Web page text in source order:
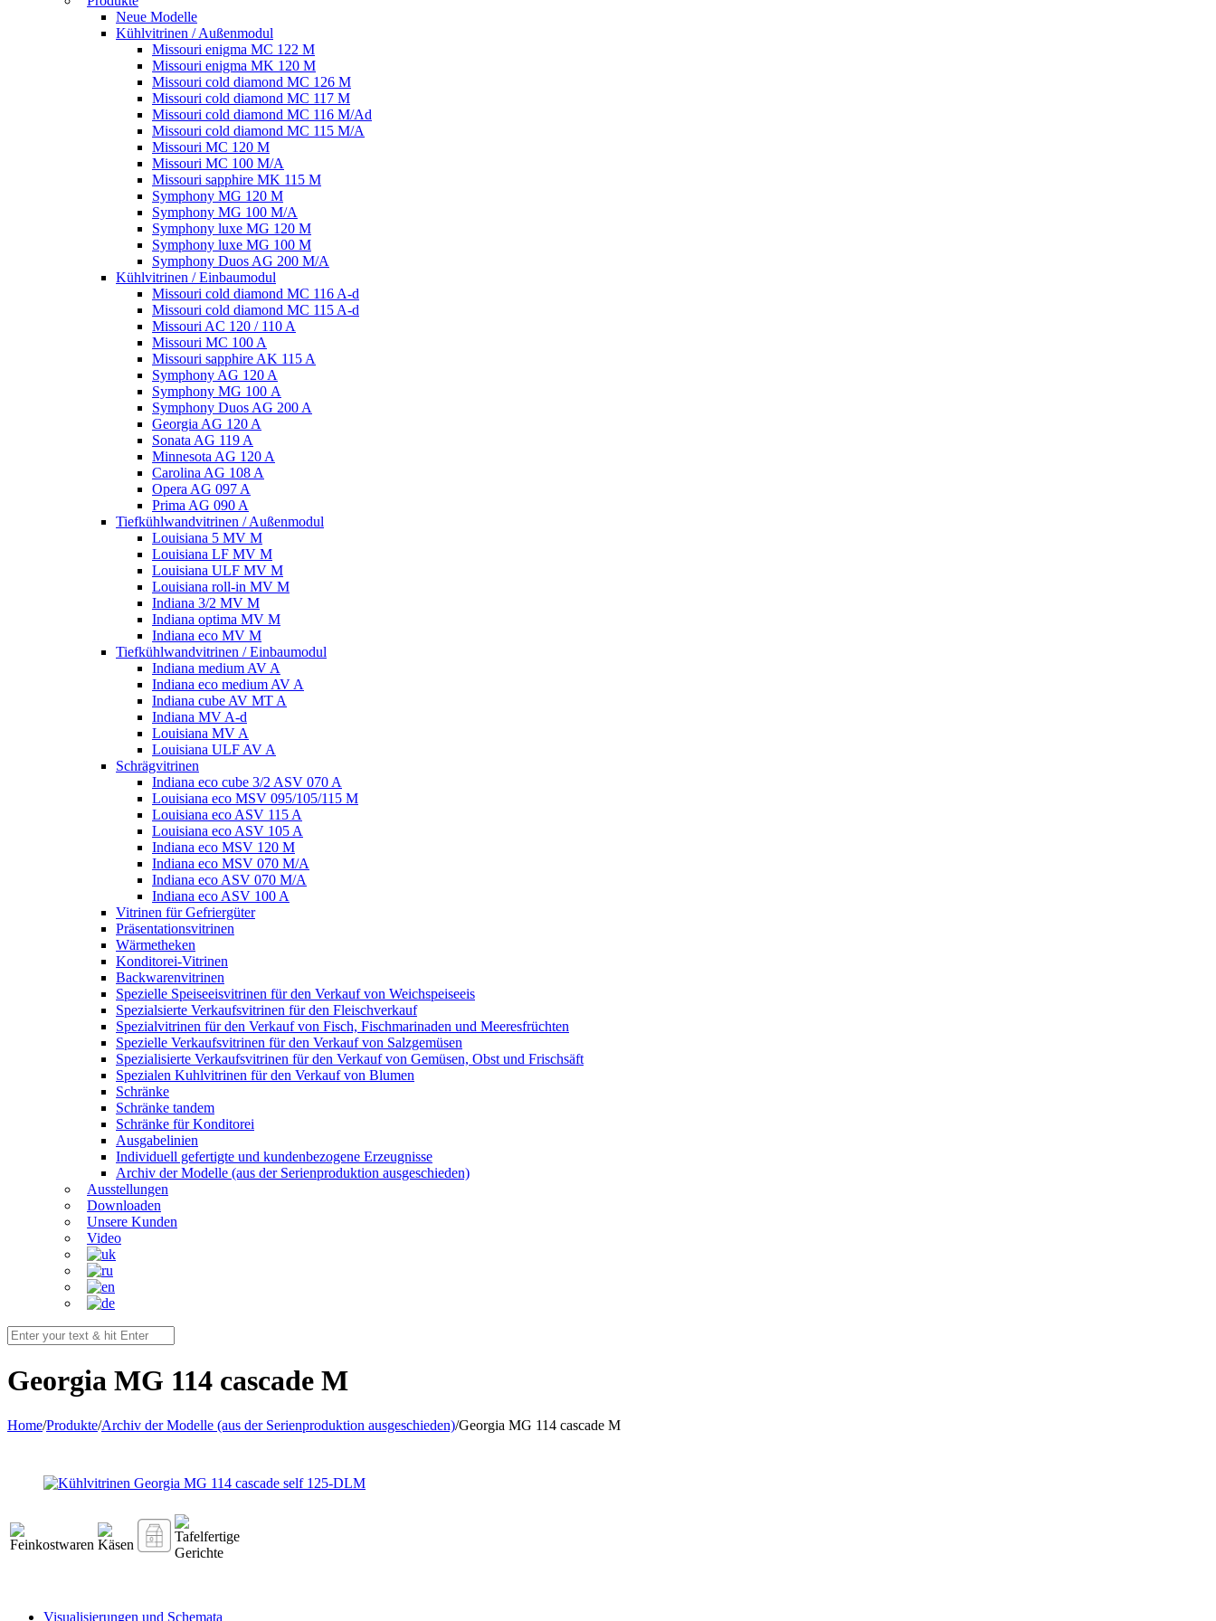
Neue Modelle
Kühlvitrinen / Außenmodul
Missouri enigma MC 122 M
Missouri enigma MK 120 M
Missouri cold diamond MC 126 M
Missouri cold diamond MC 117 M
Missouri cold diamond MC 116 M/Ad
Missouri cold diamond MC 115 M/A
Missouri MC 120 M
Missouri MC 100 M/A
Missouri sapphire MK 115 M
Symphony MG 120 M
Symphony MG 100 M/А
Symphony luxe MG 120 M
Symphony luxe MG 100 M
Symphony Duos AG 200 M/A
Kühlvitrinen / Einbaumodul
Missouri cold diamond MC 116 A-d
Missouri cold diamond MC 115 A-d
Missouri AC 120 / 110 A
Missouri MC 100 A
Missouri sapphire AK 115 A
Symphony AG 120 A
Symphony MG 100 А
Symphony Duos AG 200 A
Georgia AG 120 A
Sonata AG 119 A
Minnesota AG 120 A
Carolina AG 108 A
Opera AG 097 A
Prima AG 090 A
Tiefkühlwandvitrinen / Außenmodul
Louisiana 5 MV M
Louisiana LF MV M
Louisiana ULF MV M
Louisiana roll-in MV M
Indiana 3/2 MV M
Indiana optima MV M
Indiana eco MV M
Tiefkühlwandvitrinen / Einbaumodul
Indiana medium AV A
Indiana eco medium AV A
Indiana cube AV MT A
Indiana MV A-d
Louisiana MV A
Louisiana ULF AV A
Schrägvitrinen
Indiana eco cube 3/2 ASV 070 A
Louisiana eco MSV 095/105/115 M
Louisiana eco ASV 115 A
Louisiana eco ASV 105 A
Indiana eco MSV 120 M
Indiana eco MSV 070 M/A
Indiana eco ASV 070 M/A
Indiana eco ASV 100 A
Vitrinen für Gefriergüter
Präsentationsvitrinen
Wärmetheken
Konditorei-Vitrinen
Backwarenvitrinen
Spezielle Speiseeisvitrinen für den Verkauf von Weichspeiseeis
Spezialsierte Verkaufsvitrinen für den Fleischverkauf
Spezialvitrinen für den Verkauf von Fisch, Fischmarinaden und Meeresfrüchten
Spezielle Verkaufsvitrinen für den Verkauf von Salzgemüsen
Spezialisierte Verkaufsvitrinen für den Verkauf von Gemüsen, Obst und Frischsäft
Spezialen Kuhlvitrinen für den Verkauf von Blumen
Schränke
Schränke tandem
Schränke für Konditorei
Ausgabelinien
Individuell gefertigte und kundenbezogene Erzeugnisse
Archiv der Modelle (aus der Serienproduktion ausgeschieden)
Ausstellungen
Downloaden
Unsere Kunden
Video
Georgia MG 114 cascade M
Home/Produkte/Archiv der Modelle (aus der Serienproduktion ausgeschieden)/Georgia MG 114 cascade M
Visualisierungen und Schemata